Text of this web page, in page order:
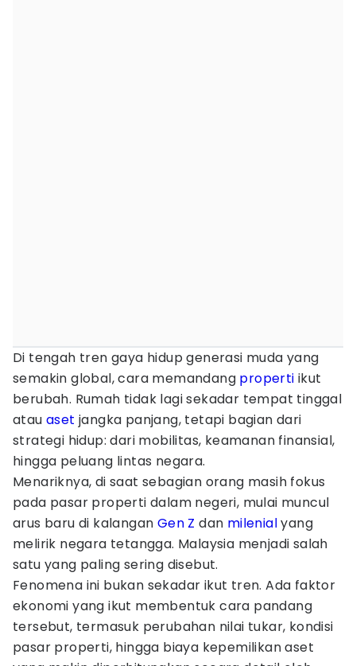
Di tengah tren gaya hidup generasi muda yang
semakin global, cara memandang properti ikut
berubah. Rumah tidak lagi sekadar tempat tinggal
atau aset jangka panjang, tetapi bagian dari
strategi hidup: dari mobilitas, keamanan finansial,
hingga peluang lintas negara.
Menariknya, di saat sebagian orang masih fokus
pada pasar properti dalam negeri, mulai muncul
arus baru di kalangan Gen Z dan milenialyang
melirik negara tetangga. Malaysia menjadi salah
satu yang paling sering disebut.
Fenomena ini bukan sekadar ikut tren. Ada faktor
ekonomi yang ikut membentuk cara pandang
tersebut, termasuk perubahan nilai tukar, kondisi
pasar properti, hingga biaya kepemilikan aset